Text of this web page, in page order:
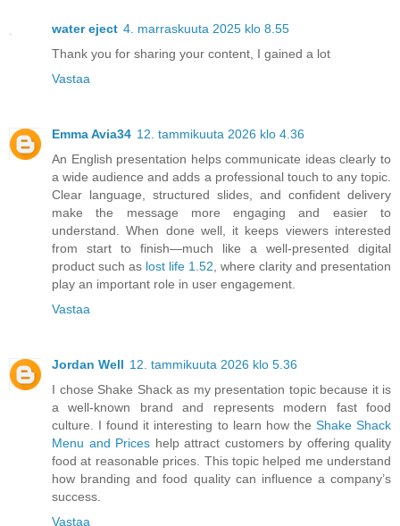
water eject 4. marraskuuta 2025 klo 8.55
Thank you for sharing your content, I gained a lot
Vastaa
Emma Avia34 12. tammikuuta 2026 klo 4.36
An English presentation helps communicate ideas clearly to
a wide audience and adds a professional touch to any topic.
Clear language, structured slides, and confident delivery
make the message more engaging and easier to
understand. When done well, it keeps viewers interested
from start to finish—much like a well-presented digital
product such as lost life 1.52 , where clarity and presentation
play an important role in user engagement.
Vastaa
Jordan Well 12. tammikuuta 2026 klo 5.36
I chose Shake Shack as my presentation topic because it is
a well-known brand and represents modern fast food
culture. I found it interesting to learn how the Shake Shack
Menu and Prices help attract customers by offering quality
food at reasonable prices. This topic helped me understand
how branding and food quality can influence a company’s
success.
Vastaa